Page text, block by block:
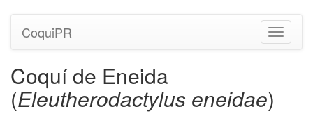
CoquiPR
Coquí de Eneida
(Eleutherodactylus eneidae)